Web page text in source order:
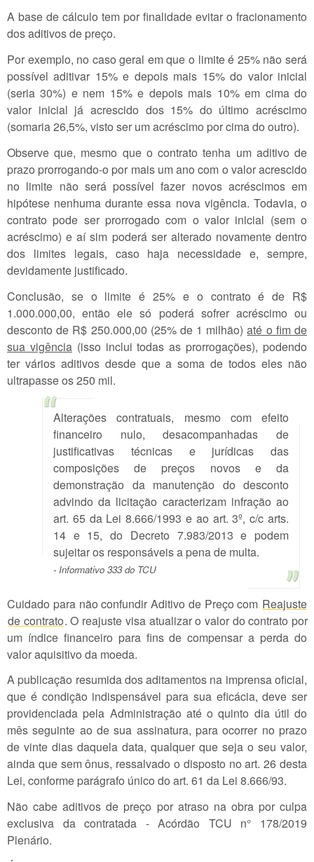
A base de cálculo tem por finalidade evitar o fracionamento
dos aditivos de preço.
Por exemplo, no caso geral em que o limite é 25% não será
possível aditivar 15% e depois mais 15% do valor inicial
(seria 30%) e nem 15% e depois mais 10% em cima do
valor inicial já acrescido dos 15% do último acréscimo
(somaria 26,5%, visto ser um acréscimo por cima do outro).
Observe que, mesmo que o contrato tenha um aditivo de
prazo prorrogando-o por mais um ano com o valor acrescido
no limite não será possível fazer novos acréscimos em
hipótese nenhuma durante essa nova vigência. Todavia, o
contrato pode ser prorrogado com o valor inicial (sem o
acréscimo) e aí sim poderá ser alterado novamente dentro
dos limites legais, caso haja necessidade e, sempre,
devidamente justificado.
Conclusão, se o limite é 25% e o contrato é de R$
1.000.000,00, então ele só poderá sofrer acréscimo ou
desconto de R$ 250.000,00 (25% de 1 milhão)até o fim de
sua vigência(isso inclui todas as prorrogações), podendo
ter vários aditivos desde que a soma de todos eles não
ultrapasse os 250 mil.
Alterações contratuais, mesmo com efeito
financeiro nulo, desacompanhadas de
justificativas técnicas e jurídicas das
composições de preços novos e da
demonstração da manutenção do desconto
advindo da licitação caracterizam infração ao
art. 65 da Lei 8.666/1993 e ao art. 3º, c/c arts.
14 e 15, do Decreto 7.983/2013 e podem
sujeitar os responsáveis a pena de multa.
- Informativo 333 do TCU
Cuidado para não confundir Aditivo de Preço com Reajuste
de contrato. O reajuste visa atualizar o valor do contrato por
um índice financeiro para fins de compensar a perda do
valor aquisitivo da moeda.
A publicação resumida dos aditamentos na imprensa oficial,
que é condição indispensável para sua eficácia, deve ser
providenciada pela Administração até o quinto dia útil do
mês seguinte ao de sua assinatura, para ocorrer no prazo
de vinte dias daquela data, qualquer que seja o seu valor,
ainda que sem ônus, ressalvado o disposto no art. 26 desta
Lei, conforme parágrafo único do art. 61 da Lei 8.666/93.
Não cabe aditivos de preço por atraso na obra por culpa
exclusiva da contratada - Acórdão TCU n° 178/2019
Plenário.